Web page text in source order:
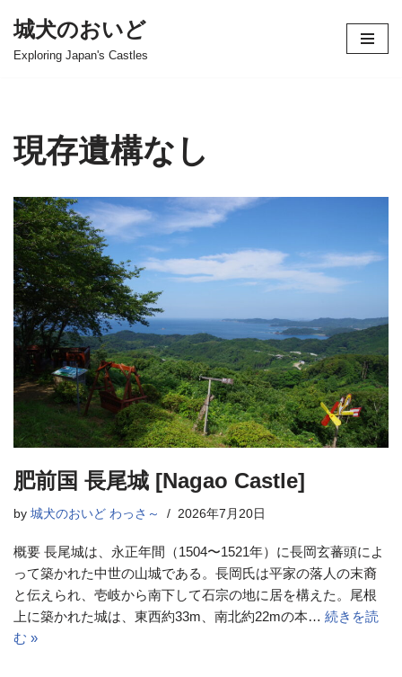
コ
ツ
へ
キ
ッ
プ
城犬のおいど
Exploring Japan's Castles
現存遺構なし
肥前国 長尾城 [Nagao Castle]
by 城犬のおいど わっさ～ 2026年7月20日
概要 長尾城は、永正年間（1504〜1521年）に長岡玄蕃頭によ
って築かれた中世の山城である。長岡氏は平家の落人の末裔
と伝えられ、壱岐から南下して石宗の地に居を構えた。尾根
上に築かれた城は、東西約33m、南北約22mの本… 続きを読
む »